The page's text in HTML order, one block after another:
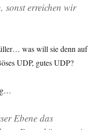
sonst erreichen wir
was will sie denn auf
UDP, gutes UDP?
Ebene das